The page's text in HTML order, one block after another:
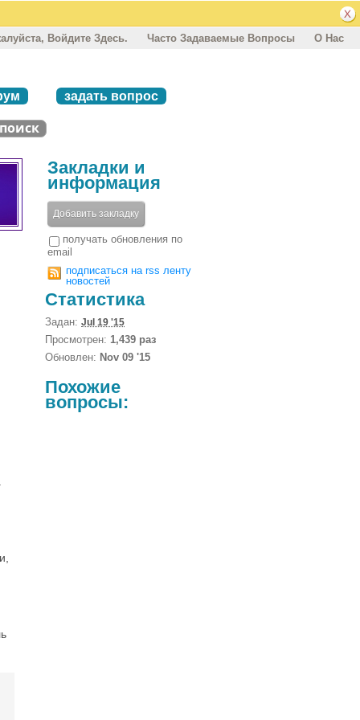
Войдите Здесь. Часто Задаваемые Вопросы О Нас
задать вопрос
Закладки и
информация
Добавить закладку
получать обновления по
email
подписаться на rss ленту
новостей
Статистика
Задан: Jul 19 '15
Просмотрен: 1,439 раз
Обновлен: Nov 09 '15
Похожие
вопросы: